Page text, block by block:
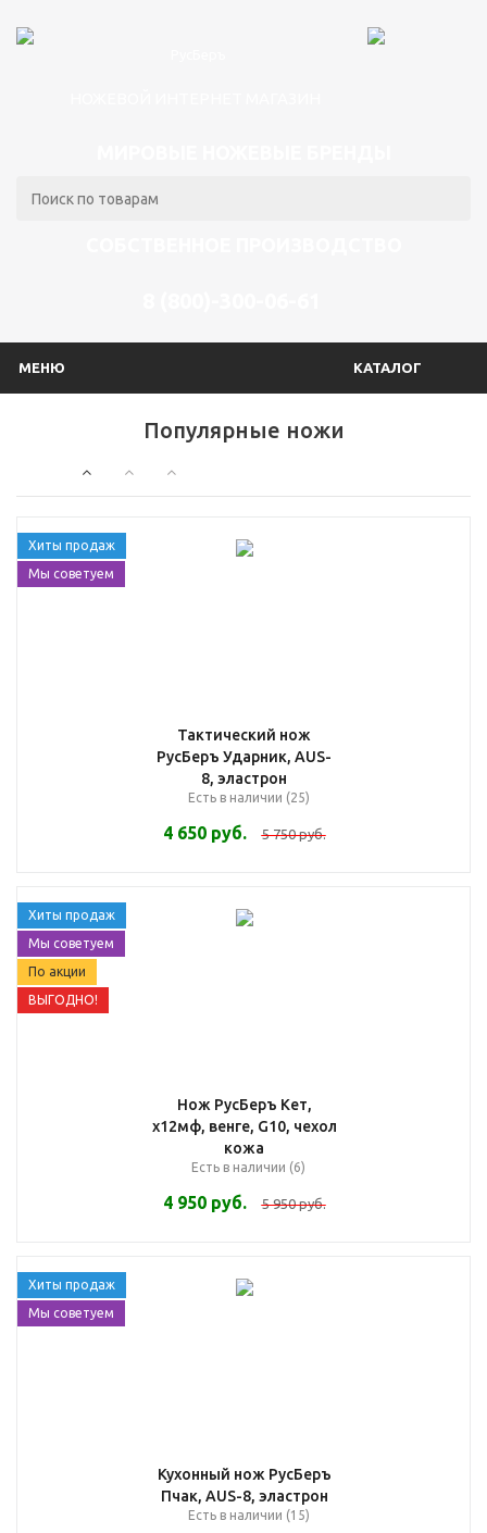
МЕНЮ КАТАЛОГ
Популярные ножи
Хиты продаж
Мы советуем
Тактический нож
РусБеръ Ударник, AUS-
8, эластрон
Есть в наличии (25)
4 650руб. 5 750руб.
Хиты продаж
Мы советуем
По акции
ВЫГОДНО!
Нож РусБеръ Кет,
х12мф, венге, G10, чехол
кожа
Есть в наличии (6)
4 950руб. 5 950руб.
Хиты продаж
Мы советуем
Кухонный нож РусБеръ
Пчак, AUS-8, эластрон
Есть в наличии (15)